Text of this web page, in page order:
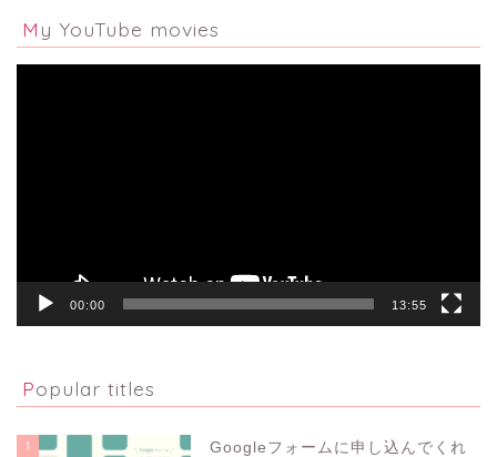
My YouTube movies
00:00 13:55
Popular titles
1
Googleフォームに申し込んでくれ